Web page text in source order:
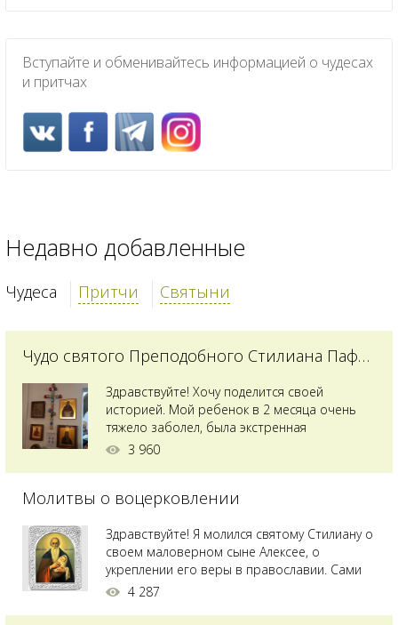
Вступайте и обменивайтесь информацией о чудесах
и притчах
Недавно добавленные
Чудеса Притчи Святыни
Чудо святого Преподобного Стилиана Пафлагонского
Здравствуйте! Хочу поделится своей
историей. Мой ребенок в 2 месяца очень
тяжело заболел, была экстренная
сложнейшая операция, состояние после
святого Владимира я увидела незнакомую
позже прочитав про него, узнала про
Преподобного...
3 960
Молитвы о воцерковлении
Здравствуйте! Я молился святому Стилиану о
своем маловерном сыне Алексее, о
укреплении его веры в православии. Сами
мы с супругой воцерковлены. Через год
4 287